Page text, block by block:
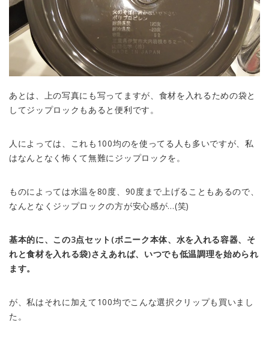
あとは、上の写真にも写ってますが、食材を入れるための袋と
してジップロックもあると便利です。
人によっては、これも100均のを使ってる人も多いですが、私
はなんとなく怖くて無難にジップロックを。
ものによっては水温を80度、90度まで上げることもあるので、
なんとなくジップロックの方が安心感が…(笑)
基本的に、この3点セット(ボニーク本体、水を入れる容器、そ
れと食材を入れる袋)さえあれば、いつでも低温調理を始められ
ます。
が、私はそれに加えて100均でこんな選択クリップも買いまし
た。